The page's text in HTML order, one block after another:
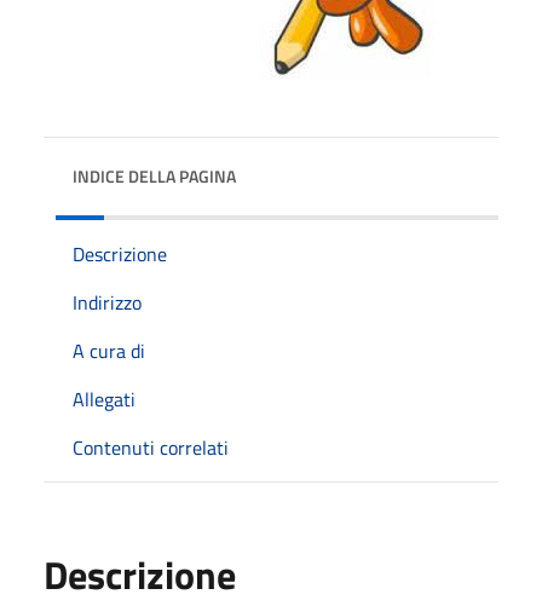
INDICE DELLA PAGINA
Descrizione
Indirizzo
A cura di
Allegati
Contenuti correlati
Descrizione